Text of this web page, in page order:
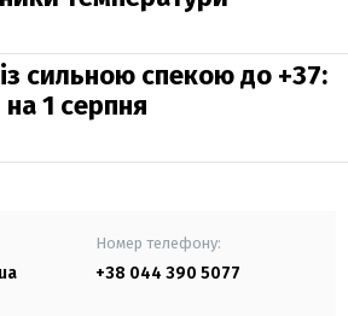
сильною спекою до +37:
1 серпня
Номер телефону:
+38 044 390 5077